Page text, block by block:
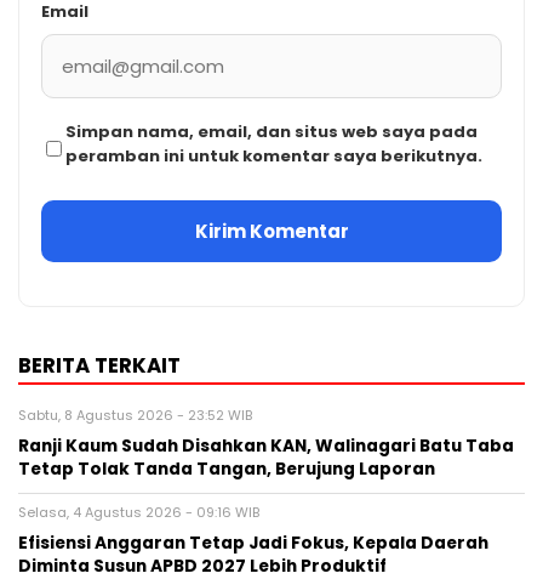
Email
Simpan nama, email, dan situs web saya pada
peramban ini untuk komentar saya berikutnya.
BERITA TERKAIT
Sabtu, 8 Agustus 2026 - 23:52 WIB
Ranji Kaum Sudah Disahkan KAN, Walinagari Batu Taba
Tetap Tolak Tanda Tangan, Berujung Laporan
Selasa, 4 Agustus 2026 - 09:16 WIB
Efisiensi Anggaran Tetap Jadi Fokus, Kepala Daerah
Diminta Susun APBD 2027 Lebih Produktif